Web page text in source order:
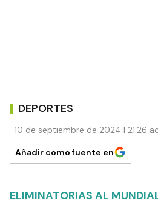
DEPORTES
10 de septiembre de 2024 | 21:26
Añadir como fuente en
ELIMINATORIAS AL